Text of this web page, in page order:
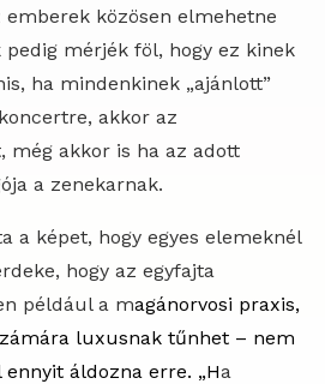
emberek közösen elmehetne
mérjék föl, hogy ez kinek
ha mindenkinek „ajánlott”
akkor az
még akkor is ha az adott
a zenekarnak.
a képet, hogy egyes elemeknél
hogy az egyfajta
például a magánorvosi praxis,
luxusnak tűnhet – nem
áldozna erre. „Ha